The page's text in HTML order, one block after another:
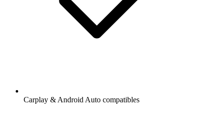
Carplay & Android Auto compatibles